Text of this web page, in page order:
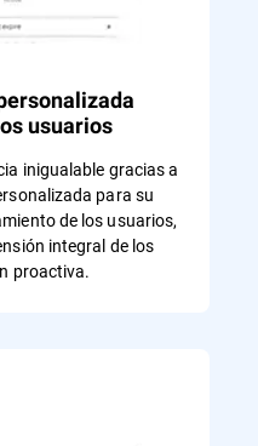
usuarios
inigualable gracias a
para su
de los usuarios,
integral de los
proactiva.